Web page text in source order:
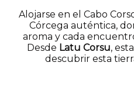
Alojarse en el Cabo
Córcega auténtica,
aroma y cada
Desde Latu Corsu,
descubrir esta